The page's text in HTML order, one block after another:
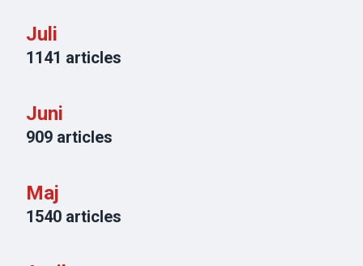
Juli
1141 articles
Juni
909 articles
Maj
1540 articles